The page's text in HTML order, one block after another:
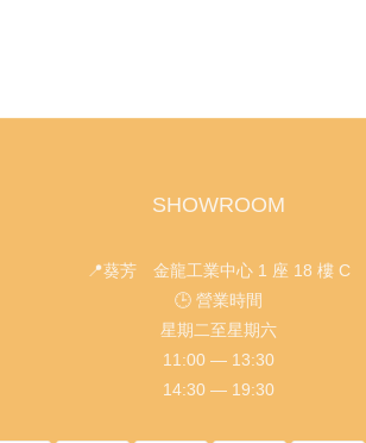
SHOWROOM
📍葵芳 金龍工業中心 1 座 18 樓 C
🕒 營業時間
星期二至星期六
11:00 — 13:30
14:30 — 19:30